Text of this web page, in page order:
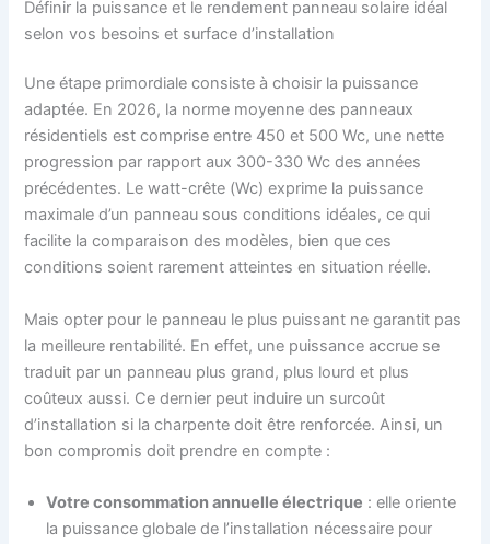
Définir la puissance et le rendement panneau solaire idéal
selon vos besoins et surface d’installation
Une étape primordiale consiste à choisir la puissance
adaptée. En 2026, la norme moyenne des panneaux
résidentiels est comprise entre 450 et 500 Wc, une nette
progression par rapport aux 300-330 Wc des années
précédentes. Le watt-crête (Wc) exprime la puissance
maximale d’un panneau sous conditions idéales, ce qui
facilite la comparaison des modèles, bien que ces
conditions soient rarement atteintes en situation réelle.
Mais opter pour le panneau le plus puissant ne garantit pas
la meilleure rentabilité. En effet, une puissance accrue se
traduit par un panneau plus grand, plus lourd et plus
coûteux aussi. Ce dernier peut induire un surcoût
d’installation si la charpente doit être renforcée. Ainsi, un
bon compromis doit prendre en compte :
Votre consommation annuelle électrique : elle oriente
la puissance globale de l’installation nécessaire pour